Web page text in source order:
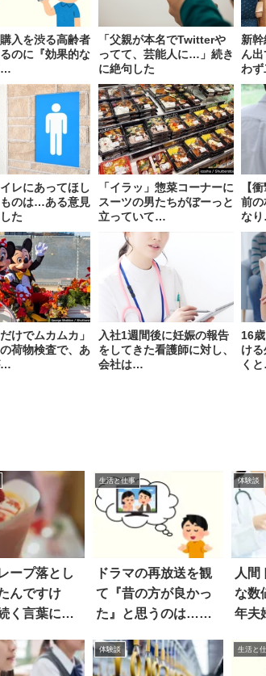
入を渋る高齢者
のに『効果的な
…
「父親が本名でTwitterや
ってて、芸能人に…」続き
に絶句した
新
ん
わ
レにあってほし
のは…ある意見
た
「イラッ」惣菜コーナーに
スーツの男たちがぼーっと
立っていて…
【
前の
な
けでムカムカ」
荷物検査で、あ
…
入社1週間後に妊娠の報告
をしてきた看護師に対し、
会社は…
16
け
く
ープ落とし
んですけ
く言葉にあ
生活と仕事
ドラマの再放送を観
て『昔の方が良かっ
た』と思うのは…ド
体験談
人間
な数
年夫
体験談 生活と